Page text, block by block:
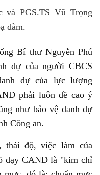
và PGS.TS Vũ Trọng
đàm.
Bí thư Nguyễn Phú
dự của người CBCS
dự của lực lượng
phải luôn đề cao ý
như bảo vệ danh dự
Công an.
độ, việc làm của
dạy CAND là "kim chỉ